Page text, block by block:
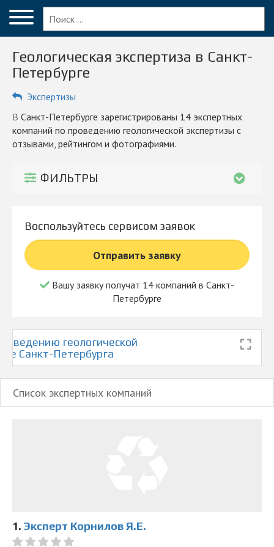
Меню
Главная
Вопрос эксперту
Компании
КОМПАНИЯМ
© 2026 Все права защищены
Геологическая экспертиза в Санкт-
Петербурге
Экспертизы
в Санкт-Петербурге зарегистрированы 14 экспертных
компаний по проведению геологической экспертизы с
отзывами, рейтингом и фотографиями.
ФИЛЬТРЫ
Воспользуйтесь сервисом заявок
Отправить заявку
Вашу заявку получат 14 компаний в Санкт-
Петербурге
геологической
Санкт-Петербурга
Список экспертных компаний
1. Эксперт Корнилов Я.Е.